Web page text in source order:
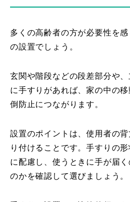
多くの高齢者の方が必要性を
の設置でしょう。
玄関や階段などの段差部分や
に手すりがあれば、家の中の
倒防止につながります。
設置のポイントは、使用者の
り付けることです。手すりの
に配慮し、使うときに手が届
のかを確認して選びましょう。